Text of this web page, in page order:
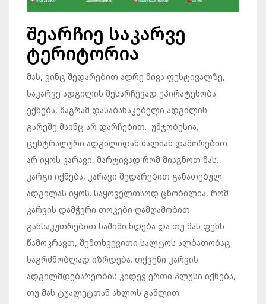
შეარჩიე საკარვე
ტერიტორია
მას, ვინც შედარებით ადრე მივა ფესტივალზე,
საკარვე ადგილის შესარჩევად უპირატესობა
ექნება, მაგრამ დასაბანაკებელი ადგილის
გარეშე მაინც არ დარჩებით. უმჯობესია,
ცენტრალური ადგილიდან ძალიან დაშორებით
არ იყოს კარავი, მარტივად რომ მიაგნოთ მას.
კარგი იქნება, კარავი შედარებით განათებულ
ადგილას იყოს. საყოველთაოდ ცნობილია, რომ
კარვის დამჭერი თოკები ღამღამობით
განსაკუთრებით საშიში ხდება და თუ მას ფეხს
წამოკრავთ, შემთხვევითი სალტოს ალბათობაც
საგრძნობლად იზრდება. თქვენი კარვის
ადგილმდებარეობის კიდევ ერთი პლუსი იქნება,
თუ მას ტუალეტთან ახლოს გაშლით.